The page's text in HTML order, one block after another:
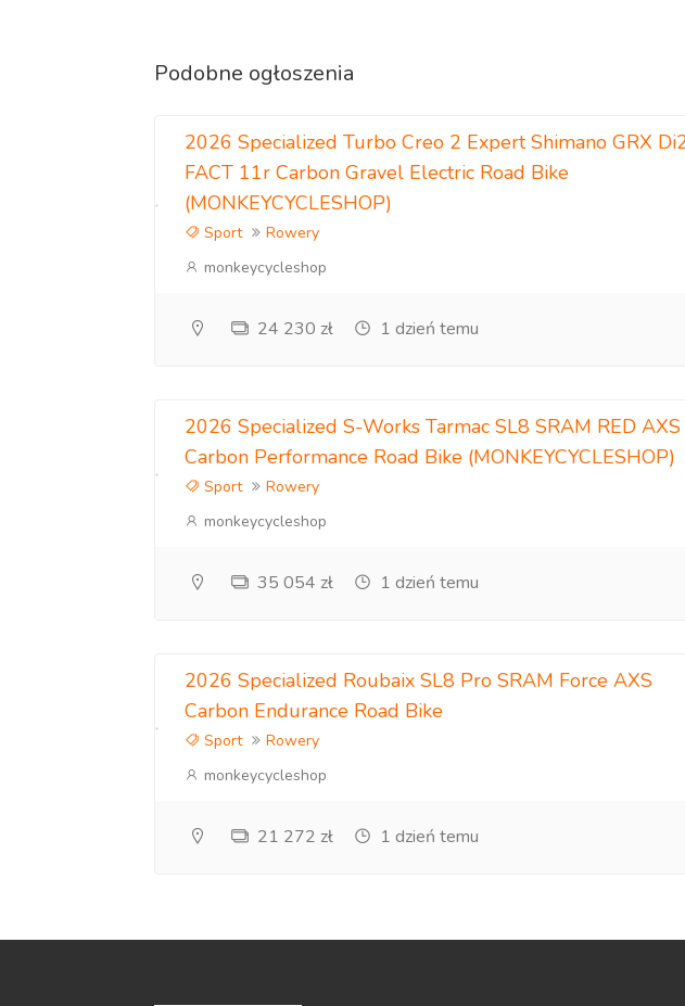
Podobne ogłoszenia
2026 Specialized Turbo Creo 2 Expert Shimano GRX
FACT 11r Carbon Gravel Electric Road Bike
(MONKEYCYCLESHOP)
Sport
Rowery
monkeycycleshop
24 230 zł 1 dzień temu
2026 Specialized S-Works Tarmac SL8 SRAM RED AXS
Carbon Performance Road Bike (MONKEYCYCLESHOP)
Sport
Rowery
monkeycycleshop
35 054 zł 1 dzień temu
2026 Specialized Roubaix SL8 Pro SRAM Force AXS
Carbon Endurance Road Bike
Sport
Rowery
monkeycycleshop
21 272 zł 1 dzień temu